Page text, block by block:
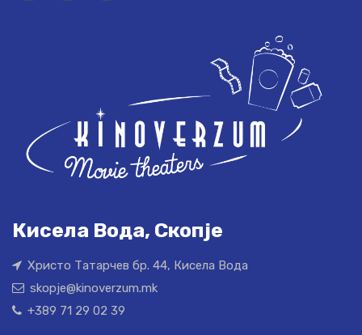
Кисела Вода, Скопје
Христо Татарчев бр. 44, Кисела Вода
skopje@kinoverzum.mk
+389 71 29 02 39